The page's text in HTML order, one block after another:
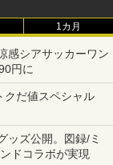
1カ月
感シアサッカーワン
円に
クだ値スペシャル
ッズ公開。図録/ミ
ドコラボが実現